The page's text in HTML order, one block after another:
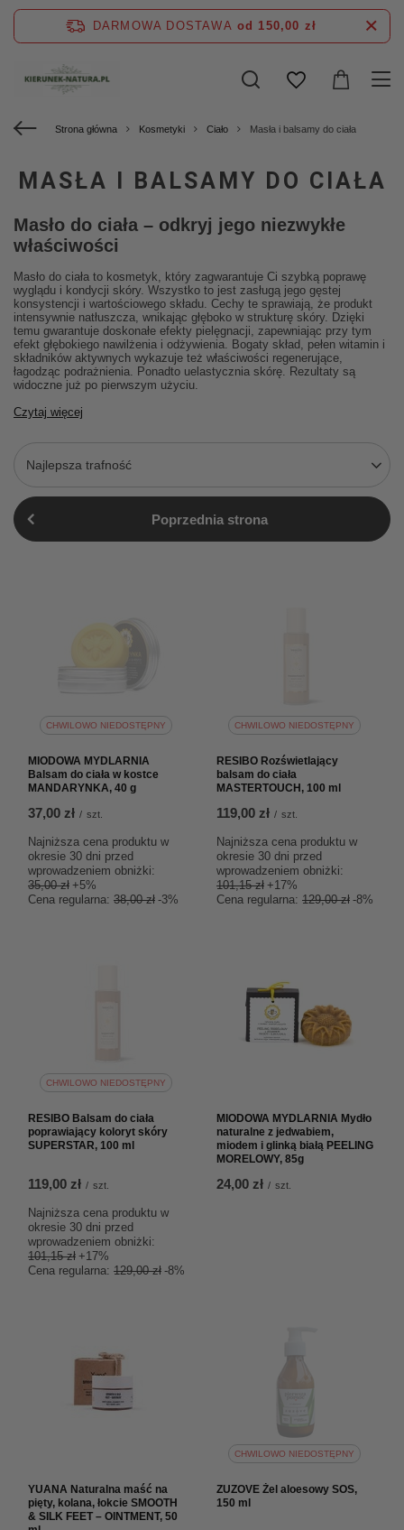
DARMOWA DOSTAWA od 150,00 zł
Strona główna Kosmetyki Ciało Masła i balsamy do ciała
MASŁA I BALSAMY DO CIAŁA
Masło do ciała – odkryj jego niezwykłe
właściwości
Masło do ciała to kosmetyk, który zagwarantuje Ci szybką poprawę
wyglądu i kondycji skóry. Wszystko to jest zasługą jego gęstej
konsystencji i wartościowego składu. Cechy te sprawiają, że produkt
intensywnie natłuszcza, wnikając głęboko w strukturę skóry. Dzięki
temu gwarantuje doskonałe efekty pielęgnacji, zapewniając przy tym
efekt głębokiego nawilżenia i odżywienia. Bogaty skład, pełen witamin i
składników aktywnych wykazuje też właściwości regenerujące,
łagodząc podrażnienia. Ponadto uelastycznia skórę. Rezultaty są
widoczne już po pierwszym użyciu.
Czytaj więcej
Najlepsza trafność
Poprzednia strona
CHWILOWO NIEDOSTĘPNY
MIODOWA MYDLARNIA
Balsam do ciała w kostce
MANDARYNKA, 40 g
37,00 zł / szt.
Najniższa cena produktu w
okresie 30 dni przed
wprowadzeniem obniżki:
35,00 zł +5%
Cena regularna: 38,00 zł -3%
CHWILOWO NIEDOSTĘPNY
RESIBO Rozświetlający
balsam do ciała
MASTERTOUCH, 100 ml
119,00 zł / szt.
Najniższa cena produktu w
okresie 30 dni przed
wprowadzeniem obniżki:
101,15 zł +17%
Cena regularna: 129,00 zł -8%
CHWILOWO NIEDOSTĘPNY
RESIBO Balsam do ciała
poprawiający koloryt skóry
SUPERSTAR, 100 ml
119,00 zł / szt.
Najniższa cena produktu w
okresie 30 dni przed
wprowadzeniem obniżki:
101,15 zł +17%
Cena regularna: 129,00 zł -8%
MIODOWA MYDLARNIA Mydło
naturalne z jedwabiem,
miodem i glinką białą PEELING
MORELOWY, 85g
24,00 zł / szt.
YUANA Naturalna maść na
pięty, kolana, łokcie SMOOTH
& SILK FEET – OINTMENT, 50
CHWILOWO NIEDOSTĘPNY
ZUZOVE Żel aloesowy SOS,
150 ml